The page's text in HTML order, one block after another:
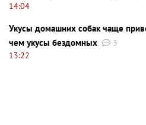
14:04
Укусы домашних собак чаще
чем укусы бездомных
3
13:22